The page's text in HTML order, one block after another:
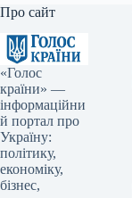
Про сайт
«Голос
країни» —
інформаційни
й портал про
Україну:
політику,
економіку,
бізнес,